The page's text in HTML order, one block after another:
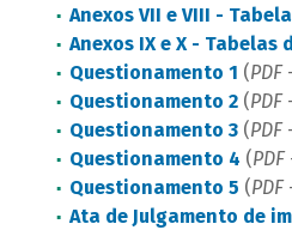
Anexos VII e VIII -
Anexos IX e X -
Questionamento 1 (PDF
Questionamento 2(PDF
Questionamento 3(PDF
Questionamento 4 (PDF
Questionamento 5 (PDF
Ata de Julgamento de